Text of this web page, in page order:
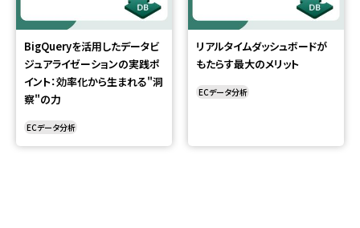
BigQueryを活用したデータビ
ジュアライゼーションの実践ポ
イント：効率化から生まれる"洞
察"の力
ECデータ分析
リアルタイムダッシュボードが
もたらす最大のメリット
ECデータ分析